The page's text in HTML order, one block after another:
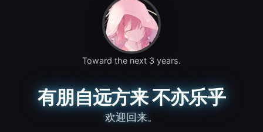
Toward the next 3 years.
有朋自远方来 不亦乐乎
欢迎回来。